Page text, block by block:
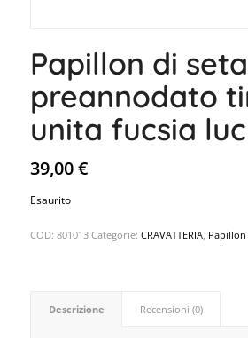
Papillon di seta
preannodato
unita fucsia
39,00€
Esaurito
COD: 801013 Categorie: CRAVATTERIA, Papillon
Descrizione Recensioni (0)